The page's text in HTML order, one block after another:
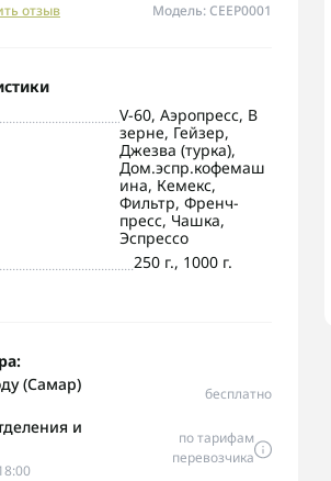
отзыв Модель: CEEP0001
V-60, Аэропресс, В
зерне, Гейзер,
Джезва (турка),
Дом.эспр.кофемаш
ина, Кемекс,
Фильтр, Френч-
пресс, Чашка,
Эспрессо
250 г., 1000 г.
(Самар)
бесплатно
и
по тарифам
перевозчика